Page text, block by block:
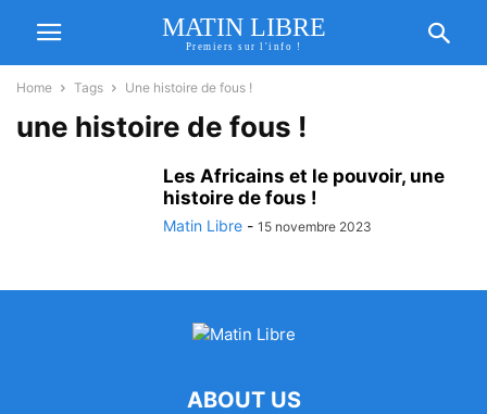
MATIN LIBRE
Premiers sur l'info !
Home Tags Une histoire de fous !
une histoire de fous !
Les Africains et le pouvoir, une
histoire de fous !
Matin Libre - 15 novembre 2023
ABOUT US